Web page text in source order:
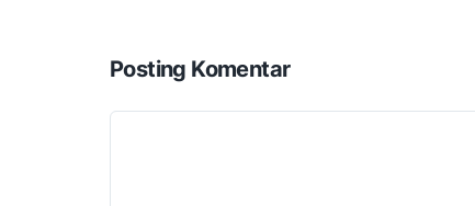
Posting Komentar